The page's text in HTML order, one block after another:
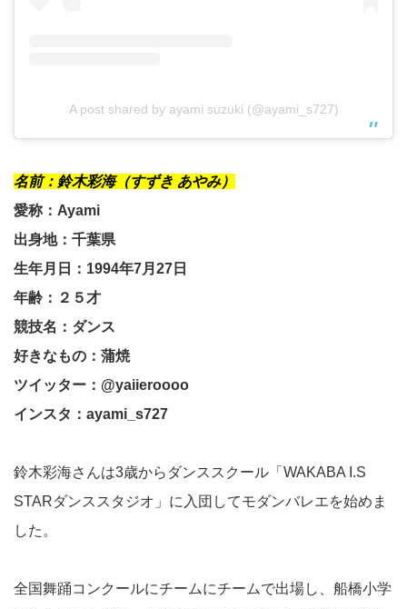
A post shared by ayami suzuki (@ayami_s727)
名前：鈴木彩海（すずき あやみ）
愛称：Ayami
出身地：千葉県
生年月日：1994年7月27日
年齢：２５才
競技名：ダンス
好きなもの：蒲焼
ツイッター：@yaiieroooo
インスタ：ayami_s727
鈴木彩海さんは3歳からダンススクール「WAKABA I.S
STARダンススタジオ」に入団してモダンバレエを始めま
した。
全国舞踊コンクールにチームにチームで出場し、船橋小学